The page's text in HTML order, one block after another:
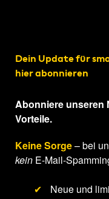
Dein Update für
hier abonnieren
Abonniere unseren
Vorteile.
Keine Sorge– bei
kein E-Mail-
✔
Neue und